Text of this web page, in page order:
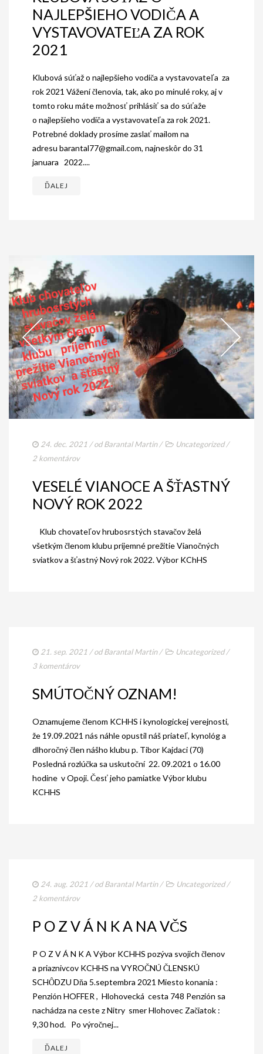
GALÉRIA
INZERCIA
NAJLEPŠIEHO VODIČA A
VYSTAVOVATEĽA ZA ROK
2021
Klubová súťaž o najlepšieho vodiča a vystavovateľa za
rok 2021 Vážení členovia, tak, ako po minulé roky, aj v
tomto roku máte možnosť prihlásiť sa do súťaže
o najlepšieho vodiča a vystavovateľa za rok 2021.
Potrebné doklady prosíme zaslať mailom na
adresu barantal77@gmail.com, najneskôr do 31
januara 2022....
ĎALEJ
24. dec. 2021 / odBarantal Martin/ Uncategorized/
2 komentárov
VESELÉ VIANOCE A ŠŤASTNÝ
NOVÝ ROK 2022
Klub chovateľov hrubosrstých stavačov želá
všetkým členom klubu príjemné prežitie Vianočných
sviatkov a šťastný Nový rok 2022. Výbor KChHS
21. sep. 2021 / odBarantal Martin/ Uncategorized/
3 komentárov
SMÚTOČNÝ OZNAM!
Oznamujeme členom KCHHS i kynologickej verejnosti,
že 19.09.2021 nás náhle opustil náš priateľ, kynológ a
dlhoročný člen nášho klubu p. Tibor Kajdaci (70)
Posledná rozlúčka sa uskutoční 22. 09.2021 o 16.00
hodine v Opoji. Česť jeho pamiatke Výbor klubu
KCHHS
24. aug. 2021 / odBarantal Martin/ Uncategorized/
2 komentárov
P O Z V Á N K A NA VČS
P O Z V Á N K A Výbor KCHHS pozýva svojich členov
a priaznivcov KCHHS na VYROČNÚ ČLENSKÚ
SCHȎDZU Dňa 5.septembra 2021 Miesto konania :
Penzión HOFFER , Hlohovecká cesta 748 Penzión sa
nachádza na ceste z Nitry smer Hlohovec Začiatok :
9,30 hod. Po výročnej...
ĎALEJ